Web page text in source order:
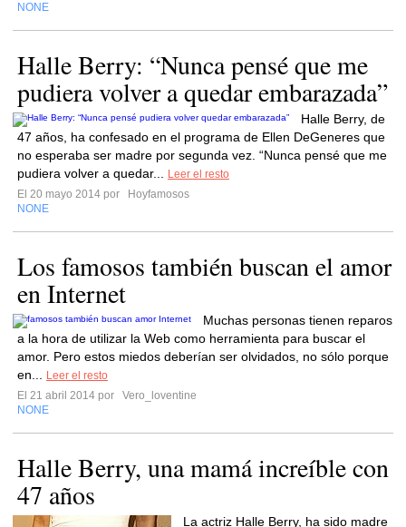
NONE
Halle Berry: “Nunca pensé que me
pudiera volver a quedar embarazada”
Halle Berry, de
47 años, ha confesado en el programa de Ellen DeGeneres que
no esperaba ser madre por segunda vez. “Nunca pensé que me
pudiera volver a quedar...
Leer el resto
El 20 mayo 2014 por
Hoyfamosos
NONE
Los famosos también buscan el amor
en Internet
Muchas personas tienen reparos
a la hora de utilizar la Web como herramienta para buscar el
amor. Pero estos miedos deberían ser olvidados, no sólo porque
en...
Leer el resto
El 21 abril 2014 por
Vero_loventine
NONE
Halle Berry, una mamá increíble con
47 años
La actriz Halle Berry, ha sido madre